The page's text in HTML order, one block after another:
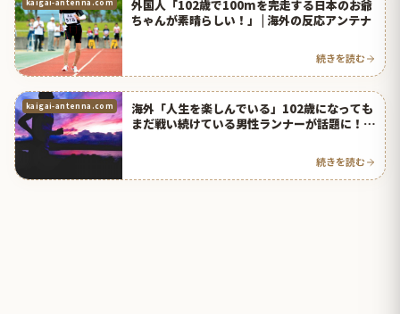
kaigai-antenna.com
外国人「102歳で100mを完走する日本のお爺
ちゃんが素晴らしい！」 | 海外の反応アンテナ
続きを読む
kaigai-antenna.com
海外「人生を楽しんでいる」102歳になっても
まだ戦い続けている男性ランナーが話題に！
続きを読む